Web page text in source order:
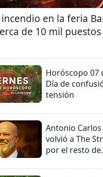
en la feria
de 10 mil
Horóscopo 07
Día de
tensión
Antonio Carlos
volvió a The
por el resto de